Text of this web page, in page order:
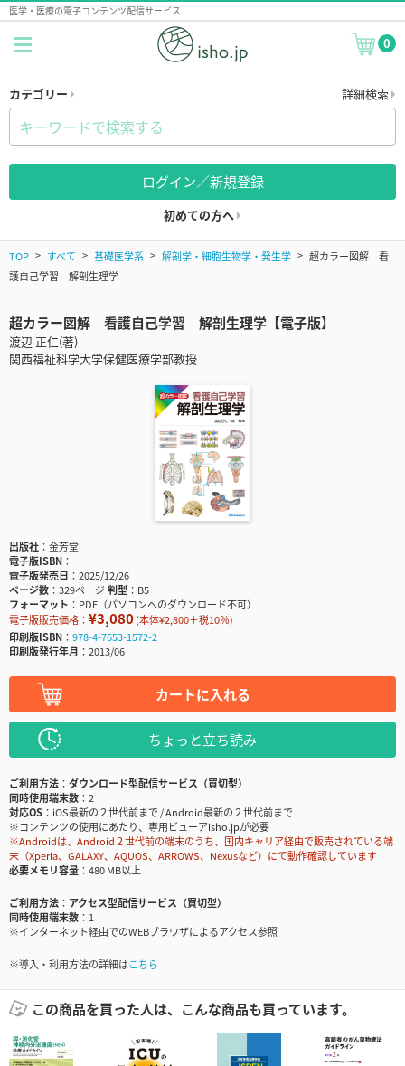
医学・医療の電子コンテンツ配信サービス
0
カテゴリー 詳細検索
ログイン／新規登録
初めての方へ
TOP すべて 基礎医学系 解剖学・細胞生物学・発生学
超カラー図解 看
護自己学習 解剖生理学
超カラー図解 看護自己学習 解剖生理学【電子版】
渡辺 正仁(著)
関西福祉科学大学保健医療学部教授
出版社
金芳堂
電子版ISBN
電子版発売日
2025/12/26
ページ数
329ページ判型
B5
フォーマット
PDF（パソコンへのダウンロード不可）
電子版販売価格： ¥3,080(本体¥2,800＋税10％)
印刷版ISBN
978-4-7653-1572-2
印刷版発行年月
2013/06
カートに入れる
ちょっと立ち読み
ご利用方法
ダウンロード型配信サービス（買切型）
同時使用端末数
2
対応OS
iOS最新の２世代前まで / Android最新の２世代前まで
※コンテンツの使用にあたり、専用ビューアisho.jpが必要
※Androidは、Android２世代前の端末のうち、国内キャリア経由で販売されている端
末（Xperia、GALAXY、AQUOS、ARROWS、Nexusなど）にて動作確認しています
必要メモリ容量
480 MB以上
ご利用方法
アクセス型配信サービス（買切型）
同時使用端末数
1
※インターネット経由でのWEBブラウザによるアクセス参照
※導入・利用方法の詳細はこちら
この商品を買った人は、こんな商品も買っています。